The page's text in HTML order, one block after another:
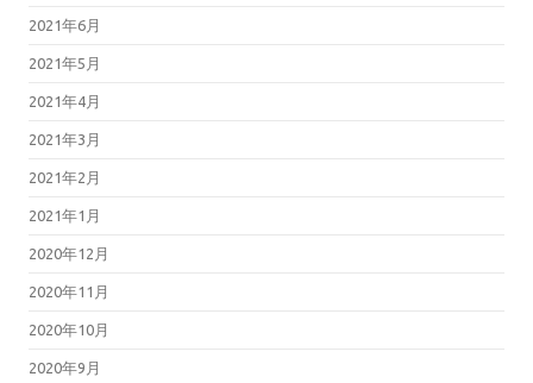
2021年6月
2021年5月
2021年4月
2021年3月
2021年2月
2021年1月
2020年12月
2020年11月
2020年10月
2020年9月